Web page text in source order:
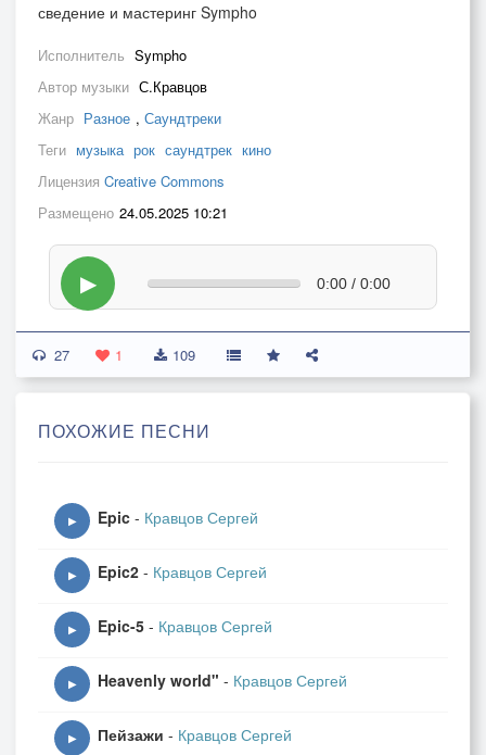
сведение и мастеринг Sympho
Исполнитель Sympho
Автор музыки С.Кравцов
Жанр Разное , Саундтреки
Теги музыка рок саундтрек кино
Лицензия Creative Commons
Размещено 24.05.2025 10:21
▶ 0:00 / 0:00
27 1 109
ПОХОЖИЕ ПЕСНИ
▶ Epic - Кравцов Сергей
▶ Epic2 - Кравцов Сергей
▶ Epic-5 - Кравцов Сергей
▶ Heavenly world" - Кравцов Сергей
▶ Пейзажи - Кравцов Сергей